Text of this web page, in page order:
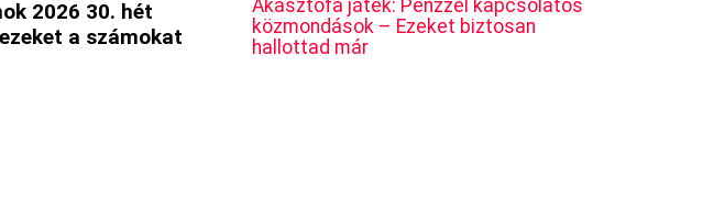
2026 30. hét
a számokat
Akasztófa játék: Pénzzel kapcsolatos
közmondások – Ezeket biztosan
hallottad már